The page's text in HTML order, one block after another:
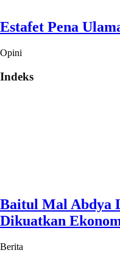
Estafet Pena
Opini
Indeks
Baitul Mal Abdya
Dikuatkan
Berita